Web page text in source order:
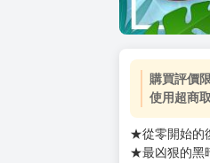
加價購 (